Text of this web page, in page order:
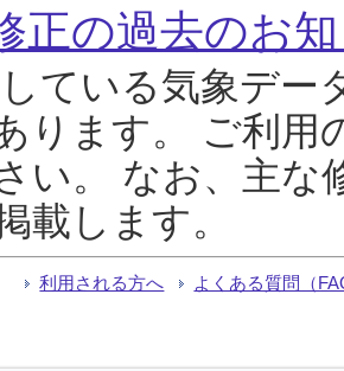
正の過去のお
ている気象デー
ります。 ご利用
い。 なお、主な
載します。
利用される方へ よくある質問（